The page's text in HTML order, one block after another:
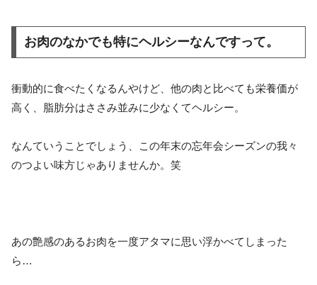
お肉のなかでも特にヘルシーなんですって。
衝動的に食べたくなるんやけど、他の肉と比べても栄養価が
高く、脂肪分はささみ並みに少なくてヘルシー。
なんていうことでしょう、この年末の忘年会シーズンの我々
のつよい味方じゃありませんか。笑
あの艶感のあるお肉を一度アタマに思い浮かべてしまった
ら…